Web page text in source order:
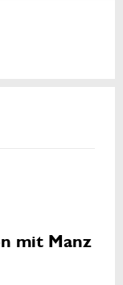
mit Manz